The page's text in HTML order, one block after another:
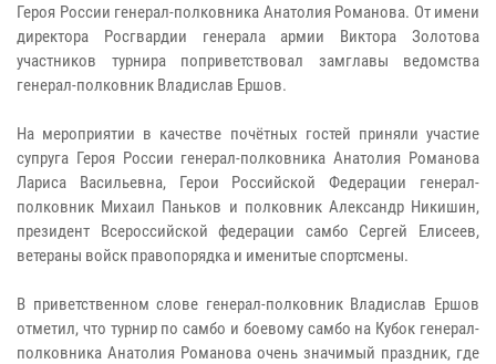
Героя России генерал-полковника Анатолия Романова. От имени
директора Росгвардии генерала армии Виктора Золотова
участников турнира поприветствовал замглавы ведомства
генерал-полковник Владислав Ершов.
На мероприятии в качестве почётных гостей приняли участие
супруга Героя России генерал-полковника Анатолия Романова
Лариса Васильевна, Герои Российской Федерации генерал-
полковник Михаил Паньков и полковник Александр Никишин,
президент Всероссийской федерации самбо Сергей Елисеев,
ветераны войск правопорядка и именитые спортсмены.
В приветственном слове генерал-полковник Владислав Ершов
отметил, что турнир по самбо и боевому самбо на Кубок генерал-
полковника Анатолия Романова очень значимый праздник, где